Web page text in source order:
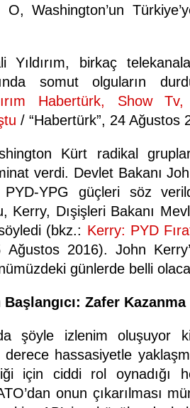
Washington’un
Yıldırım, birkaç
somut olguların
Habertürk, Show
/ “Habertürk”, 24 Ağustos
Kürt radikal
verdi. Devlet Bakanı
YPG güçleri söz
Kerry, Dışişleri Bakanı
(bkz.: Kerry: PYD
Ağustos 2016). John
günlerde belli
Zafer Kazanma
şöyle izlenim oluşuyor
hassasiyetle
için ciddi rol oynadığı
onun çıkarılması